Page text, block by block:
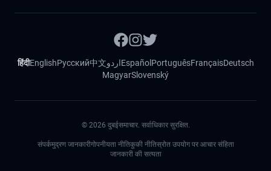
हिंदीEnglishРусский中文اردوEspañol PortuguêsFrançaisDeutsch
MagyarSlovenský
© 2026 दुबईसमाचार. सर्वाधिकार सुरक्षित.
संपर्कमुद्रण जानकारीगोपनीयता नीतिकुकी नीतिस्रोत उपयोग पर आचार संहिता
जानकारी की सत्यता